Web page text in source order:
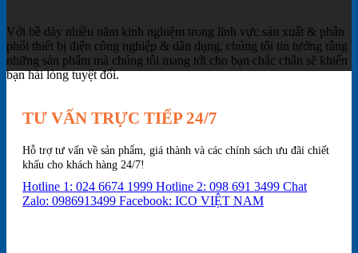
Với bề dày nhiều năm kinh nghiệm trong lĩnh vực sản xuất & phân
phối thiết bị điện công nghiệp & dân dụng, chúng tôi tin tưởng rằng
những sản phẩm mà chúng tôi mang tới cho bạn chắc chắn sẽ khiến
bạn hài lòng tuyệt đối.
TƯ VẤN TRỰC TIẾP 24/7
Hỗ trợ tư vấn về sản phẩm, giá thành và các chính sách ưu đãi chiết
khấu cho khách hàng 24/7!
Hotline 1: 024 6674 1999 Hotline 2: 098 691 3499 Chat
Zalo: 0986913499 Facebook: ICO VIỆT NAM